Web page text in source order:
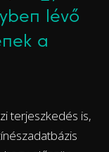
lévő
a
terjeszkedés is,